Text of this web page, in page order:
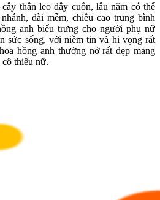
thân leo dây cuốn, lâu năm có thể
dài mềm, chiều cao trung bình
anh biểu trưng cho người phụ nữ
sức sống, với niềm tin và hi vọng rất
hồng anh thường nở rất đẹp mang
thiếu nữ.